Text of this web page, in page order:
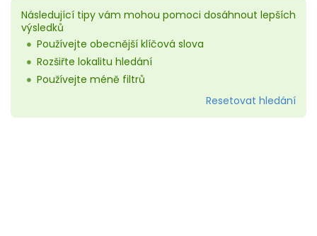
Následující tipy vám mohou pomoci dosáhnout lepších
výsledků
Používejte obecnější klíčová slova
Rozšiřte lokalitu hledání
Používejte méně filtrů
Resetovat hledání